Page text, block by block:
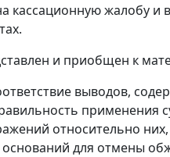
кассационную жалобу
и приобщен к
выводов,
относительно
для отмены